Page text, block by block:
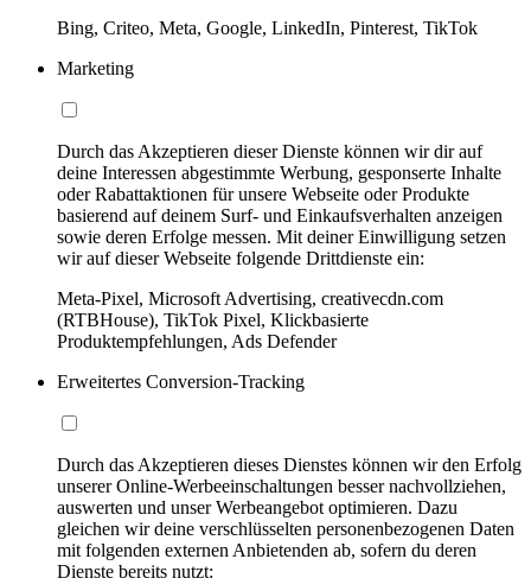
Bing, Criteo, Meta, Google, LinkedIn, Pinterest, TikTok
Marketing
Durch das Akzeptieren dieser Dienste können wir dir auf
deine Interessen abgestimmte Werbung, gesponserte Inhalte
oder Rabattaktionen für unsere Webseite oder Produkte
basierend auf deinem Surf- und Einkaufsverhalten anzeigen
sowie deren Erfolge messen. Mit deiner Einwilligung setzen
wir auf dieser Webseite folgende Drittdienste ein:
Meta-Pixel, Microsoft Advertising, creativecdn.com
(RTBHouse), TikTok Pixel, Klickbasierte
Produktempfehlungen, Ads Defender
Erweitertes Conversion-Tracking
Durch das Akzeptieren dieses Dienstes können wir den Erfolg
unserer Online-Werbeeinschaltungen besser nachvollziehen,
auswerten und unser Werbeangebot optimieren. Dazu
gleichen wir deine verschlüsselten personenbezogenen Daten
mit folgenden externen Anbietenden ab, sofern du deren
Dienste bereits nutzt: